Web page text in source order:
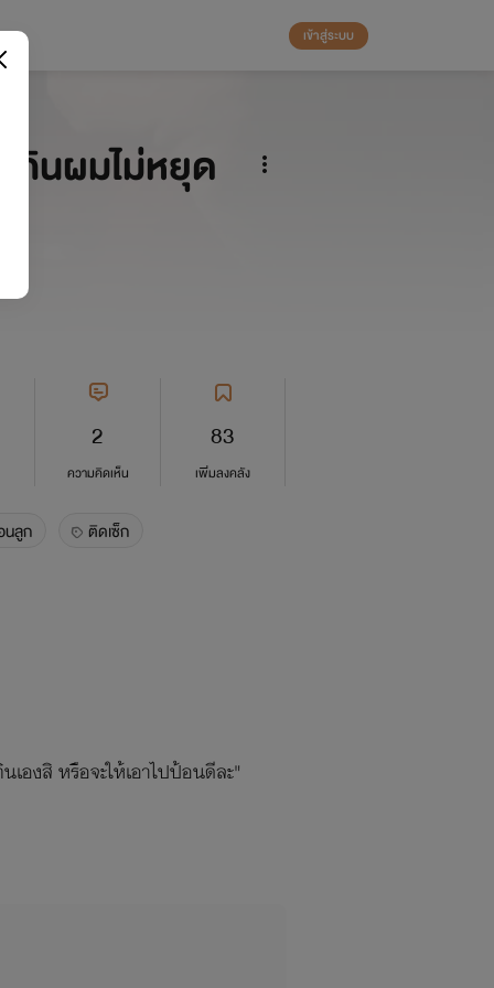
เข้าสู่ระบบ
นผมไม่หยุด
2
ความคิดเห็น
83
เพิ่มลงคลัง
นลูก ติดเซ็ก
องสิ หรือจะให้เอาไปป้อนดีละ"